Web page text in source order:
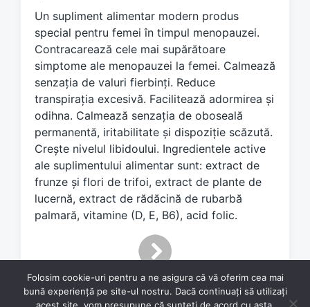
d
w
i
t
h
Un supliment alimentar modern produs
special pentru femei în timpul menopauzei.
Contracarează cele mai supărătoare
simptome ale menopauzei la femei. Calmează
senzația de valuri fierbinți. Reduce
transpirația excesivă. Facilitează adormirea și
odihna. Calmează senzația de oboseală
permanentă, iritabilitate și dispoziție scăzută.
Crește nivelul libidoului. Ingredientele active
ale suplimentului alimentar sunt: extract de
frunze și flori de trifoi, extract de plante de
lucernă, extract de rădăcină de rubarbă
palmară, vitamine (D, E, B6), acid folic.
Folosim cookie-uri pentru a ne asigura că vă oferim cea mai
bună experiență pe site-ul nostru. Dacă continuați să utilizați